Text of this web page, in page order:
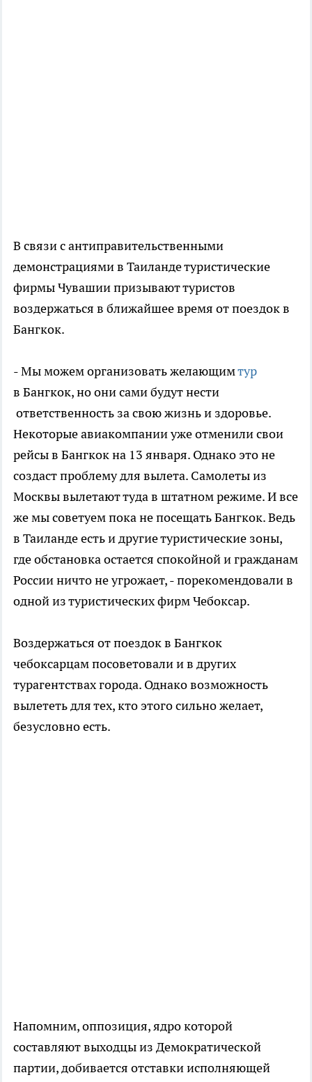
В связи с антиправительственными
демонстрациями в Таиланде туристические
фирмы Чувашии призывают туристов
воздержаться в ближайшее время от поездок в
Бангкок.
- Мы можем организовать желающимтур
в Бангкок, но они сами будут нести
ответственность за свою жизнь и здоровье.
Некоторые авиакомпании уже отменили свои
рейсы в Бангкок на 13 января. Однако это не
создаст проблему для вылета. Самолеты из
Москвы вылетают туда в штатном режиме. И все
же мы советуем пока не посещать Бангкок. Ведь
в Таиланде есть и другие туристические зоны,
где обстановка остается спокойной и гражданам
России ничто не угрожает, - порекомендовали в
одной из туристических фирм Чебоксар.
Воздержаться от поездок в Бангкок
чебоксарцам посоветовали и в других
турагентствах города. Однако возможность
вылететь для тех, кто этого сильно желает,
безусловно есть.
Напомним, оппозиция, ядро которой
составляют выходцы из Демократической
партии, добивается отставки исполняющей